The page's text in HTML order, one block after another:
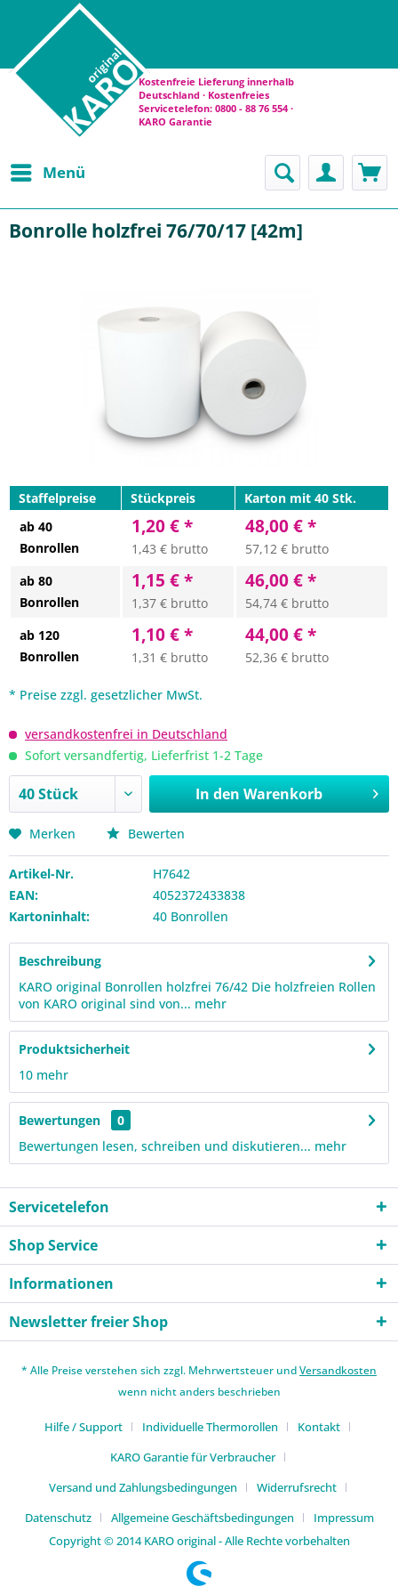
Kostenfreie Lieferung innerhalb
Deutschland · Kostenfreies
Servicetelefon: 0800 - 88 76 554 ·
KARO Garantie
Menü
Bonrolle holzfrei 76/70/17 [42m]
Staffelpreise Stückpreis
Karton mit 40 Stk.
ab 40
Bonrollen
1,20 € *
1,43 € brutto
48,00 € *
57,12 € brutto
ab 80
Bonrollen
1,15 € *
1,37 € brutto
46,00 € *
54,74 € brutto
ab 120
Bonrollen
1,10 € *
1,31 € brutto
44,00 € *
52,36 € brutto
* Preise zzgl. gesetzlicher MwSt.
versandkostenfrei in Deutschland
Sofort versandfertig, Lieferfrist 1-2 Tage
In den Warenkorb
Merken Bewerten
Artikel-Nr.
H7642
EAN:
4052372433838
Kartoninhalt:
40 Bonrollen
Beschreibung
KARO original Bonrollen holzfrei 76/42 Die holzfreien Rollen
von KARO original sind von... mehr
Produktsicherheit
10 mehr
Bewertungen
0
Bewertungen lesen, schreiben und diskutieren... mehr
Servicetelefon
Shop Service
Informationen
Newsletter freier Shop
* Alle Preise verstehen sich zzgl. Mehrwertsteuer undVersandkosten
wenn nicht anders beschrieben
Hilfe / Support Individuelle Thermorollen
Kontakt
KARO Garantie für Verbraucher
Versand und Zahlungsbedingungen
Widerrufsrecht
Datenschutz
Allgemeine Geschäftsbedingungen
Impressum
Copyright © 2014 KARO original - Alle Rechte vorbehalten